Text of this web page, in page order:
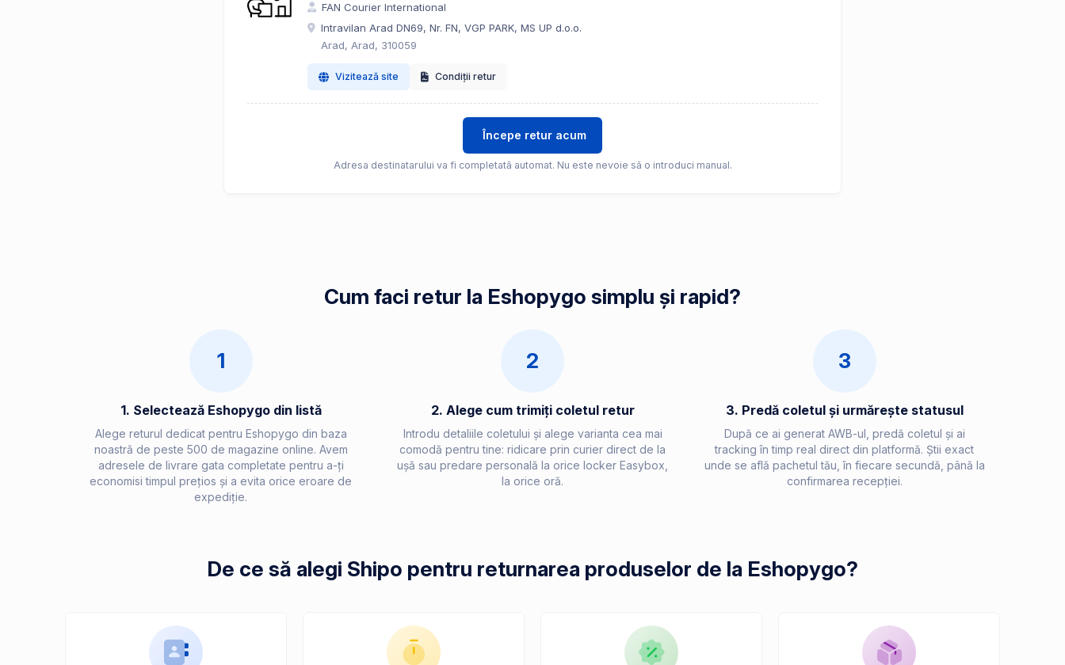
FAN Courier International
Intravilan Arad DN69, Nr. FN, VGP PARK, MS UP d.o.o.
Arad, Arad, 310059
Vizitează site Condiții retur
Începe retur acum
Adresa destinatarului va fi completată automat. Nu este nevoie să o introduci manual.
Cum faci retur la Eshopygo simplu și rapid?
1
1. Selectează Eshopygo din listă
Alege returul dedicat pentru Eshopygo din baza
noastră de peste 500 de magazine online. Avem
adresele de livrare gata completate pentru a-ți
economisi timpul prețios și a evita orice eroare de
expediție.
2
2. Alege cum trimiți coletul retur
Introdu detaliile coletului și alege varianta cea mai
comodă pentru tine: ridicare prin curier direct de la
ușă sau predare personală la orice locker Easybox,
la orice oră.
3
3. Predă coletul și urmărește statusul
După ce ai generat AWB-ul, predă coletul și ai
tracking în timp real direct din platformă. Știi exact
unde se află pachetul tău, în fiecare secundă, până la
confirmarea recepției.
De ce să alegi Shipo pentru returnarea produselor de la Eshopygo?